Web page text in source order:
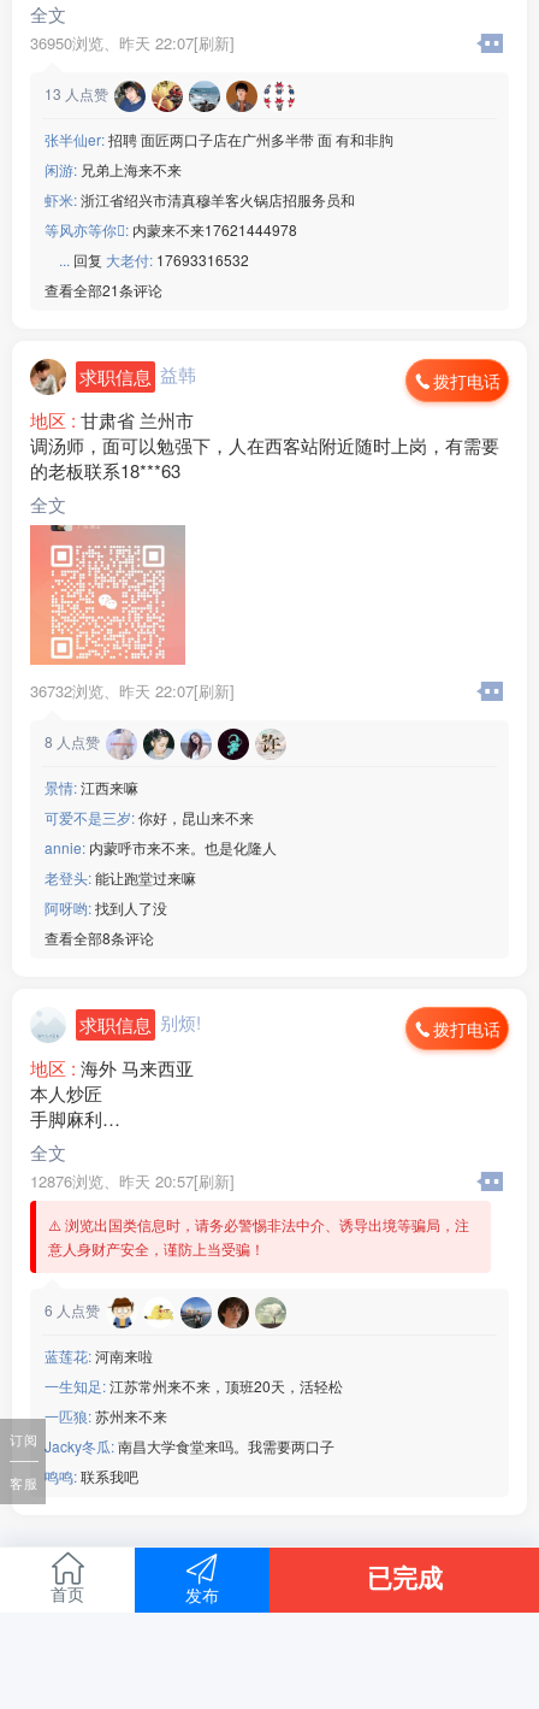
全文
36950浏览、 昨天 22:07[刷新]
13 人点赞
张半仙er:招聘 面匠两口子店在广州多半带 面 有和非胊
闲游: 兄弟上海来不来
虾米:浙江省绍兴市清真穆羊客火锅店招服务员和
等风亦等你: 内蒙来不来17621444978
ㅤㅤ ㅤㅤㅤㅤ ... 回复 大老付: 17693316532
查看全部21条评论
求职信息 益韩 拨打电话
地区 : 甘肃省 兰州市
调汤师，面可以勉强下，人在西客站附近随时上岗，有需要
的老板联系18***63
全文
36732浏览、 昨天 22:07[刷新]
8 人点赞
景情:江西来嘛
可爱不是三岁:你好，昆山来不来
annie: 内蒙呼市来不来。也是化隆人
老登头:能让跑堂过来嘛
阿呀哟:找到人了没
查看全部8条评论
求职信息 别烦! 拨打电话
地区 : 海外 马来西亚
本人炒匠
手脚麻利
精通40多种菜品
会基础英语和马来语
人在马来西亚
吉隆坡需要炒匠滴老板联系
本人vx：wsy622922
全文
12876浏览、 昨天 20:57[刷新]
⚠️ 浏览出国类信息时，请务必警惕非法中介、诱导出境等骗局，注
意人身财产安全，谨防上当受骗！
6 人点赞
蓝莲花:河南来啦
一生知足:江苏常州来不来，顶班20天，活轻松
一匹狼:苏州来不来
Jacky冬瓜:南昌大学食堂来吗。我需要两口子
鸣鸣:联系我吧
首页 发布
已完成
订阅
客服